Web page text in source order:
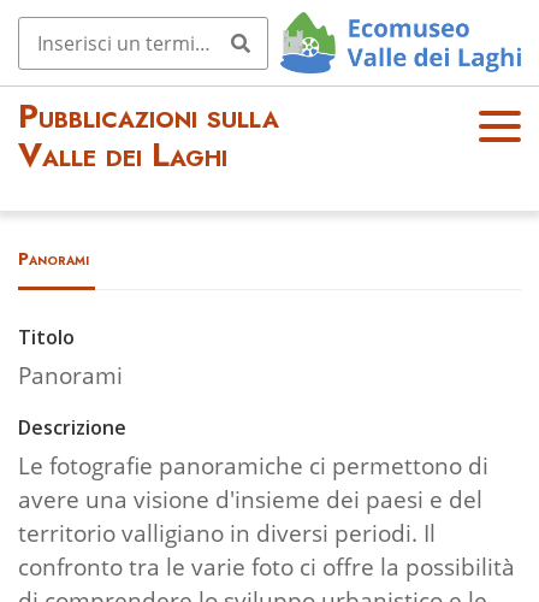
Pubblicazioni sulla
Valle dei Laghi
OPE
Panorami
Titolo
Panorami
Descrizione
Le fotografie panoramiche ci permettono di
avere una visione d'insieme dei paesi e del
territorio valligiano in diversi periodi. Il
confronto tra le varie foto ci offre la possibilità